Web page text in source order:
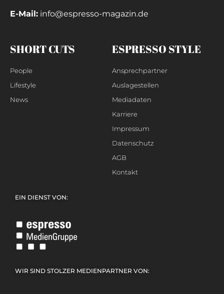
E-Mail: info@espresso-magazin.de
SHORT CUTS
People
Lifestyle
News
ESPRESSO STYLE
Ansprechpartner
Auslagestellen
Mediadaten
Karriere
Impressum
Datenschutz
AGB
Kontakt
EIN DIENST VON:
WIR SIND STOLZER MEDIENPARTNER VON: